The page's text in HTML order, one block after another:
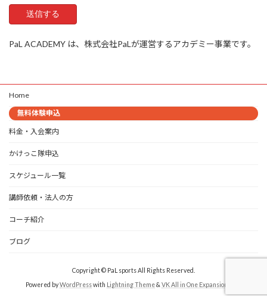
PaL ACADEMY は、株式会社PaLが運営するアカデミー事業です。
Home
無料体験申込
料金・入会案内
かけっこ隊申込
スケジュール一覧
講師依頼・法人の方
コーチ紹介
ブログ
Copyright © PaL sports All Rights Reserved.
Powered byWordPresswith Lightning Theme& VK All in One Expansion Unit